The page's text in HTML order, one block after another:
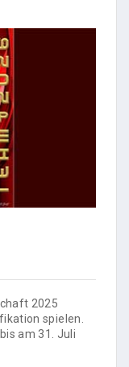
2025
spielen.
am 31. Juli